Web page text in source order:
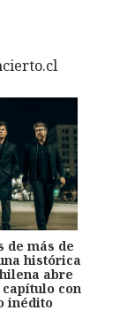
de más de
histórica
abre
capítulo con
inédito